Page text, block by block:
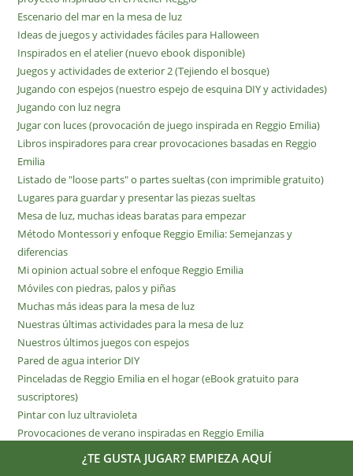
Escenario del mar en la mesa de luz
Ideas de juegos y actividades fáciles para Halloween
Inspirados en el atelier (nuevo ebook disponible)
Juegos y actividades de exterior 2 (Tejiendo el bosque)
Jugando con espejos (nuestro espejo de esquina DIY y actividades)
Jugando con luz negra
Jugar con luces (provocación de juego inspirada en Reggio Emilia)
Libros inspiradores para crear provocaciones basadas en Reggio
Emilia
Listado de "loose parts" o partes sueltas (con imprimible gratuito)
Lugares para guardar y presentar las piezas sueltas
Mesa de luz, muchas ideas baratas para empezar
Método Montessori y enfoque Reggio Emilia: Semejanzas y
diferencias
Mi opinion actual sobre el enfoque Reggio Emilia
Móviles con piedras, palos y piñas
Muchas más ideas para la mesa de luz
Nuestras últimas actividades para la mesa de luz
Nuestros últimos juegos con espejos
Pared de agua interior DIY
Pinceladas de Reggio Emilia en el hogar (eBook gratuito para
suscriptores)
Pintar con luz ultravioleta
Provocaciones de verano inspiradas en Reggio Emilia
Recopilatorio de ideas #reggioencasa
¿TE GUSTA JUGAR? EMPIEZA AQUÍ